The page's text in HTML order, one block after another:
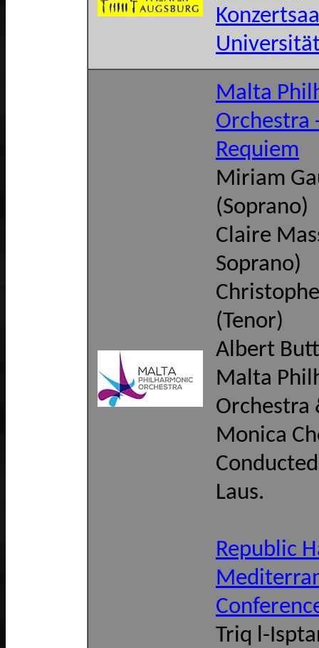
Malta
Orchestra
Requiem
Miriam
(Soprano)
Claire
Soprano)
(Tenor)
Albert
Malta
Orchestra
Monica
Laus.
Republic
Triq l-